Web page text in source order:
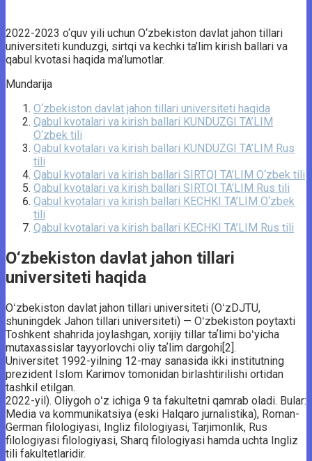
2022-2023 o‘quv yili uchun O‘zbekiston davlat jahon tillari
universiteti kunduzgi, sirtqi va kechki ta’lim kirish ballari va
qabul kvotasi haqida ma’lumotlar.
Mundarija
O‘zbekiston davlat jahon tillari universiteti haqida
Qabul kvotalari va kirish ballari KUNDUZGI TA’LIM
O‘zbek tili
Qabul kvotalari va kirish ballari KUNDUZGI TA’LIM Rus
tili
Qabul kvotalari va kirish ballari SIRTQI TA’LIM O‘zbek tili
Qabul kvotalari va kirish ballari SIRTQI TA’LIM Rus tili
Qabul kvotalari va kirish ballari KECHKI TA’LIM O‘zbek
tili
Qabul kvotalari va kirish ballari KECHKI TA’LIM Rus tili
O‘zbekiston davlat jahon tillari
universiteti haqida
Oʻzbekiston davlat jahon tillari universiteti (OʻzDJTU,
shuningdek Jahon tillari universiteti) — Oʻzbekiston poytaxti
Toshkent shahrida joylashgan, xorijiy tillar taʼlimi boʻyicha
mutaxassislar tayyorlovchi oliy taʼlim dargohi[2].
Universitet 1992-yilning 12-may sanasida ikki institutning
prezident Islom Karimov tomonidan birlashtirilishi ortidan
tashkil etilgan.
2022-yil). Oliygoh oʻz ichiga 9 ta fakultetni qamrab oladi. Bular:
Media va kommunikatsiya (eski Halqaro jurnalistika), Roman-
German filologiyasi, Ingliz filologiyasi, Tarjimonlik, Rus
filologiyasi filologiyasi, Sharq filologiyasi hamda uchta Ingliz
tili fakultetlaridir.